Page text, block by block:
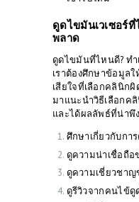
ดูดไขมันเวเซอร์
พลาด
ดูดไขมันที่ไหนดี? ท
เราต้องศึกษาข้อมูล
เสียใจที่เลือกคลินิก
มาแนะนำวิธีเลือกค
และได้ผลลัพธ์ที่น่าพึ
ศึกษาเกี่ยวกับกา
ดูความน่าเชื่อถื
ดูความเชี่ยวชา
ดูรีวิวจากคนไข้ดู